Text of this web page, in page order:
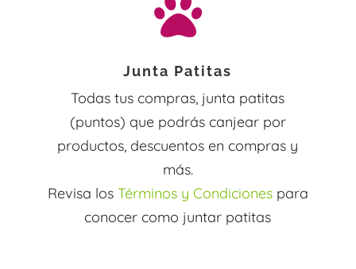

Junta Patitas
Todas tus compras, junta patitas
(puntos) que podrás canjear por
productos, descuentos en compras y
más.
Revisa los Términos y Condicionespara
conocer como juntar patitas